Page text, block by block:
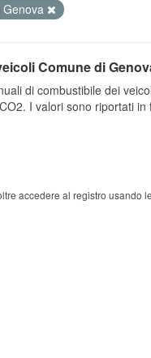
Comune di
di combustibile dei
I valori sono riportati
accedere al registro usando le